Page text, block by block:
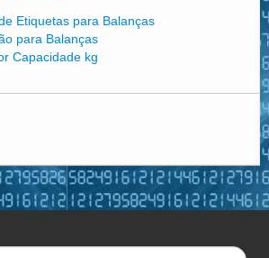
Etiquetas para Balanças
para Balanças
Capacidade kg